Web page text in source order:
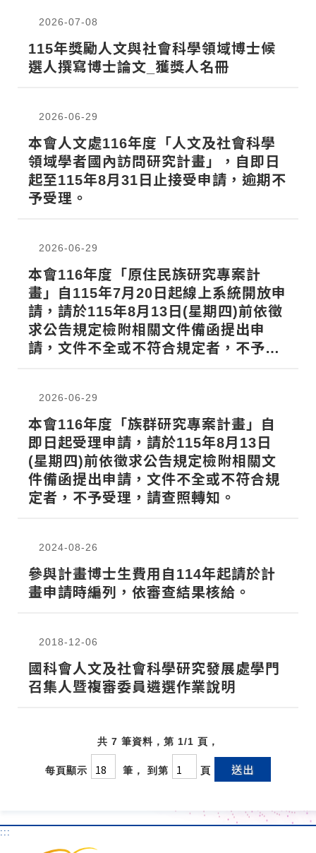
2026-07-08
115年獎勵人文與社會科學領域博士候
選人撰寫博士論文_獲獎人名冊
2026-06-29
本會人文處116年度「人文及社會科學
領域學者國內訪問研究計畫」，自即日
起至115年8月31日止接受申請，逾期不
予受理。
2026-06-29
本會116年度「原住民族研究專案計
畫」自115年7月20日起線上系統開放申
請，請於115年8月13日(星期四)前依徵
求公告規定檢附相關文件備函提出申
請，文件不全或不符合規定者，不予受
2026-06-29
本會116年度「族群研究專案計畫」自
即日起受理申請，請於115年8月13日
(星期四)前依徵求公告規定檢附相關文
件備函提出申請，文件不全或不符合規
定者，不予受理，請查照轉知。
2024-08-26
參與計畫博士生費用自114年起請於計
畫申請時編列，依審查結果核給。
2018-12-06
國科會人文及社會科學研究發展處學門
召集人暨複審委員遴選作業說明
共 7 筆資料，第 1/1 頁，
每頁顯示 筆， 到第 頁 送出
:::